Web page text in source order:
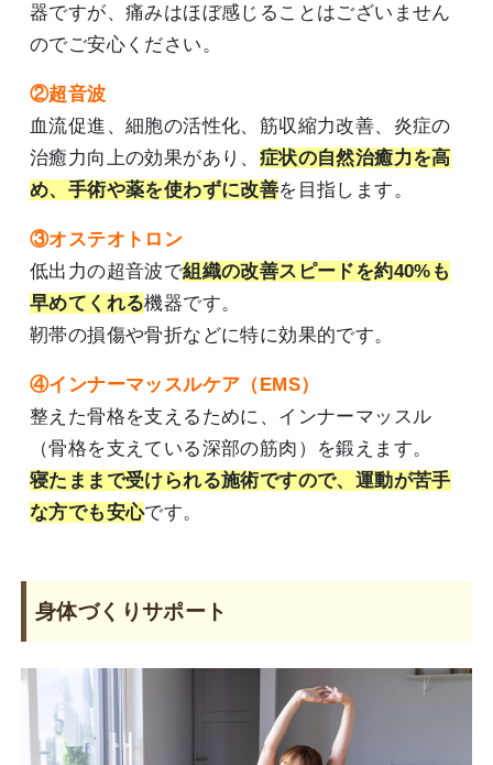
器ですが、痛みはほぼ感じることはございません
のでご安心ください。
②超音波
血流促進、細胞の活性化、筋収縮力改善、炎症の
治癒力向上の効果があり、 症状の自然治癒力を高
め、手術や薬を使わずに改善を目指します。
③オステオトロン
低出力の超音波で組織の改善スピードを約40%も
早めてくれる機器です。
靭帯の損傷や骨折などに特に効果的です。
④インナーマッスルケア（EMS）
整えた骨格を支えるために、インナーマッスル
（骨格を支えている深部の筋肉）を鍛えます。
寝たままで受けられる施術ですので、運動が苦手
な方でも安心です。
身体づくりサポート